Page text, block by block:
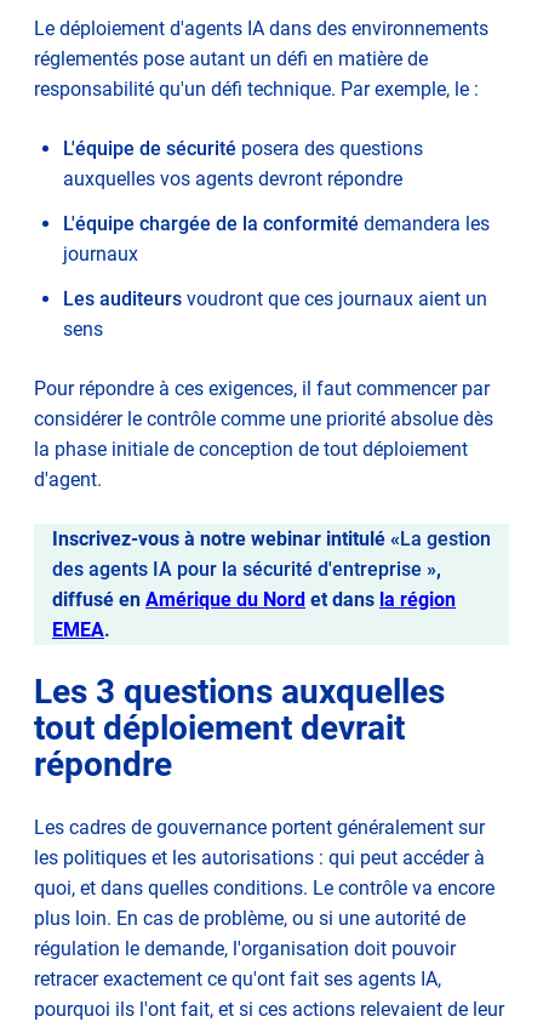
Le déploiement d'agents IA dans des environnements
réglementés pose autant un défi en matière de
responsabilité qu'un défi technique. Par exemple, le :
L'équipe de sécurité posera des questions
auxquelles vos agents devront répondre
L'équipe chargée de la conformité demandera les
journaux
Les auditeurs voudront que ces journaux aient un
sens
Pour répondre à ces exigences, il faut commencer par
considérer le contrôle comme une priorité absolue dès
la phase initiale de conception de tout déploiement
d'agent.
Inscrivez-vous à notre webinar intitulé «La gestion
des agents IA pour la sécurité d'entreprise »,
diffusé en Amérique du Nord et dans la région
EMEA.
Les 3 questions auxquelles
tout déploiement devrait
répondre
Les cadres de gouvernance portent généralement sur
les politiques et les autorisations : qui peut accéder à
quoi, et dans quelles conditions. Le contrôle va encore
plus loin. En cas de problème, ou si une autorité de
régulation le demande, l'organisation doit pouvoir
retracer exactement ce qu'ont fait ses agents IA,
pourquoi ils l'ont fait, et si ces actions relevaient de leur